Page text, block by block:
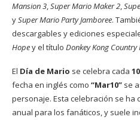
Mansion 3,Super Mario Maker 2,
ySuper Mario Party Jamboree.
descargables y ediciones
Hopey el título Donkey Kong Country
El Día de Mario se celebra cada
fecha en inglés como “Mar10” se
personaje. Esta celebración se ha
anual para los fanáticos, y suele